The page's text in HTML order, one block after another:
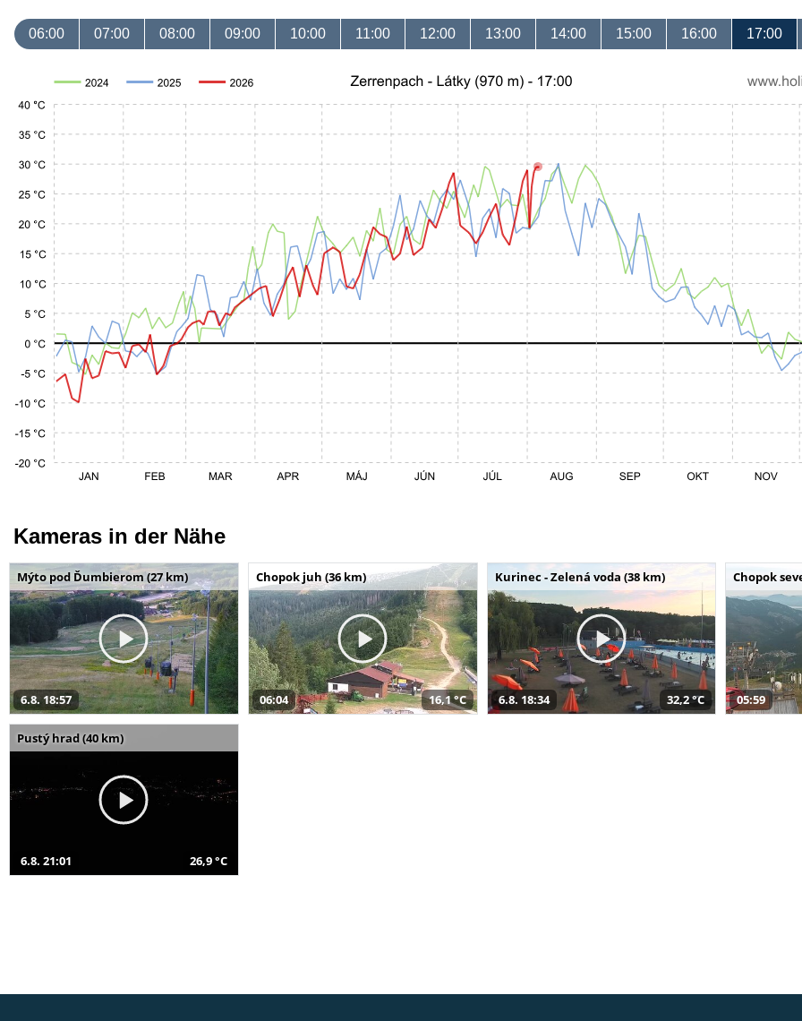
06:00 07:00 08:00 09:00 10:00 11:00 12:00 13:00 14:00 15:00 16:00 17:00
Kameras in der Nähe
Mýto pod Ďumbierom (27 km)
6.8. 18:57
Chopok juh (36 km)
06:04 16,1 °C
Kurinec - Zelená voda (38 km)
6.8. 18:34 32,2 °C
Chopok
05:59
Pustý hrad (40 km)
6.8. 21:01 26,9 °C